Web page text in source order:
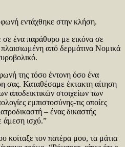
φωνή εντάχθηκε στην κλήση.
ένα παράθυρο με εικόνα σε
από δερμάτινα Νομικά
της τόσο έντονη όσο ένα
σας. Καταθέσαμε έκτακτη αίτηση
αποδεικτικών στοιχείων των
εμπιστοσύνης-τις οποίες
– ένας δικαστής
άμεση ισχύ.”
κοίταξε τον πατέρα μου, τα μάτια